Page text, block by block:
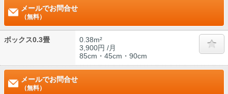
メールでお問合せ
（無料）
ボックス0.3畳
0.38m²
3,900円 /月
85cm・45cm・90cm
メールでお問合せ
（無料）